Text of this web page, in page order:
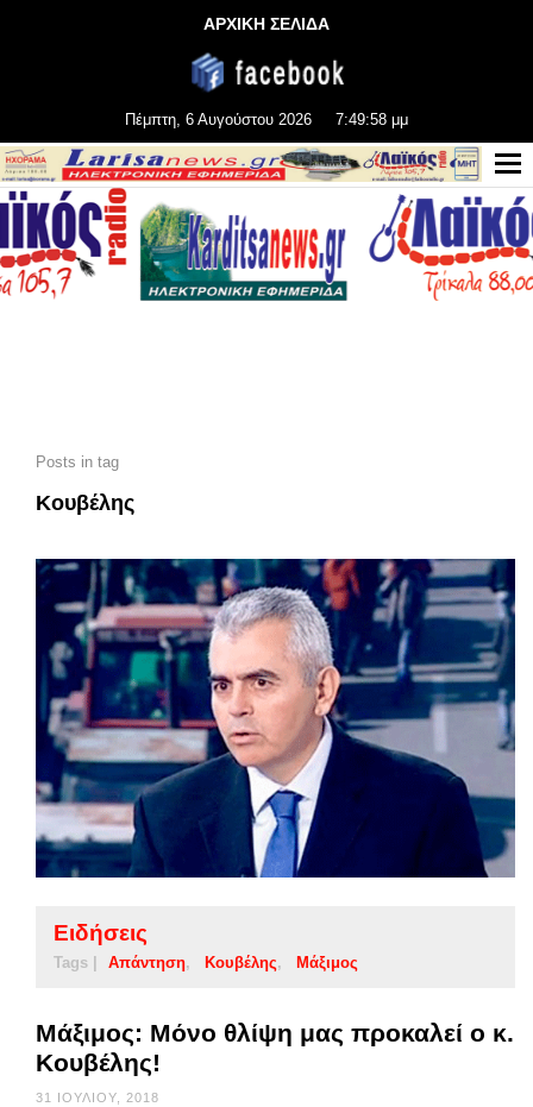
ΑΡΧΙΚΗ ΣΕΛΙΔΑ
Πέμπτη, 6 Αυγούστου 2026 7:49:58 μμ
Posts in tag
Κουβέλης
Ειδήσεις
Tags | Απάντηση Κουβέλης Μάξιμος
Μάξιμος: Μόνο θλίψη μας προκαλεί ο κ.
Κουβέλης!
31 ΙΟΥΛΊΟΥ, 2018